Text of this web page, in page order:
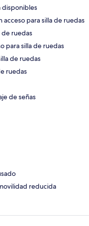
disponibles
para silla de ruedas
de ruedas
para silla de ruedas
de ruedas
ruedas
de señas
reducida